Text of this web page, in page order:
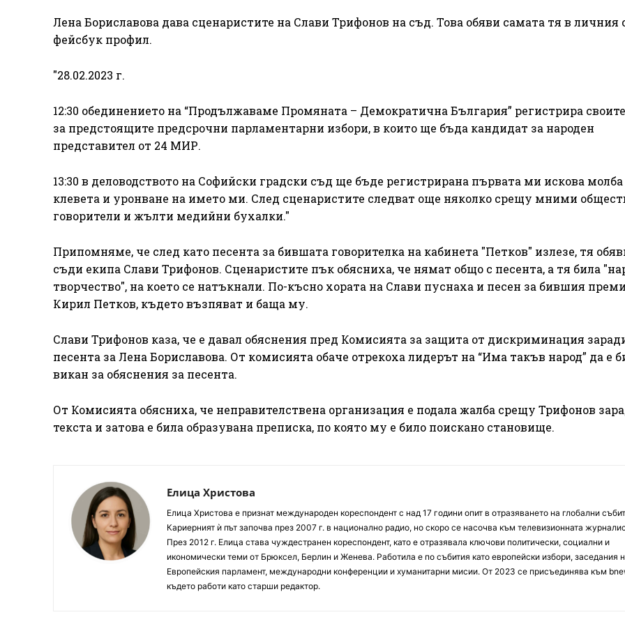
Лена Бориславова дава сценаристите на Слави Трифонов на съд. Това обяви самата тя в личния
фейсбук профил.
"28.02.2023 г.
12:30 обединението на “Продължаваме Промяната – Демократична България” регистрира
за предстоящите предсрочни парламентарни избори, в които ще бъда кандидат за народен
представител от 24 МИР.
13:30 в деловодството на Софийски градски съд ще бъде регистрирана първата ми искова молба
клевета и уронване на името ми. След сценаристите следват още няколко срещу мними
говорители и жълти медийни бухалки."
Припомняме, че след като песента за бившата говорителка на кабинета "Петков" излезе, тя
съди екипа Слави Трифонов. Сценаристите пък обясниха, че нямат общо с песента, а тя била
творчество", на което се натъкнали. По-късно хората на Слави пуснаха и песен за бившия
Кирил Петков, където възпяват и баща му.
Слави Трифонов каза, че е давал обяснения пред Комисията за защита от дискриминация
песента за Лена Бориславова. От комисията обаче отрекоха лидерът на “Има такъв народ” да е
викан за обяснения за песента.
От Комисията обясниха, че неправителствена организация е подала жалба срещу Трифонов
текста и затова е била образувана преписка, по която му е било поискано становище.
Елица Христова
Елица Христова е признат международен кореспондент с над 17 години опит в отразяването на глобални
Кариерният ѝ път започва през 2007 г. в национално радио, но скоро се насочва към телевизионната
През 2012 г. Елица става чуждестранен кореспондент, като е отразявала ключови политически, социални и
икономически теми от Брюксел, Берлин и Женева. Работила е по събития като европейски избори, заседания
Европейския парламент, международни конференции и хуманитарни мисии. От 2023 се присъединява към
където работи като старши редактор.